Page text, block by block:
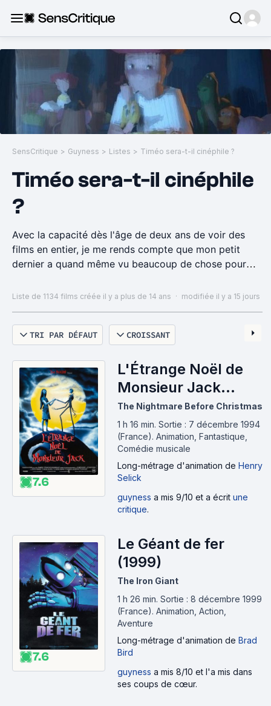
SensCritique > Guyness > Listes > Timéo sera-t-il cinéphile ?
Timéo sera-t-il cinéphile
?
Avec la capacité dès l'âge de deux ans de voir des
films en entier, je me rends compte que mon petit
dernier a quand même vu beaucoup de chose pour
d'emblée: la liste compte 334 courts métrages.
EDIT 2015: la question risque de se transformer en
"Timéo sera-t-il cinéaste ?", depuis qu'il se ballade
sans cesse avec une vielle caméra numérique qu'il a
ressuscité et qu'il tourne des bandes-annonces de
ses super-productions à venir..
Liste de 1134 films créée il y a plus de 14 ans · modifiée il y a 15 jours
TRI PAR DÉFAUT CROISSANT
7.6
L'Étrange Noël de
Monsieur Jack
(1993)
The Nightmare Before Christmas
1 h 16 min. Sortie : 7 décembre 1994
(France). Animation, Fantastique,
Comédie musicale
Long-métrage d'animation de Henry
Selick
guyness a mis 9/10 et a écrit une
critique.
7.6
Le Géant de fer
(1999)
The Iron Giant
1 h 26 min. Sortie : 8 décembre 1999
(France). Animation, Action,
Aventure
Long-métrage d'animation de Brad
Bird
guyness a mis 8/10 et l'a mis dans
ses coups de cœur.